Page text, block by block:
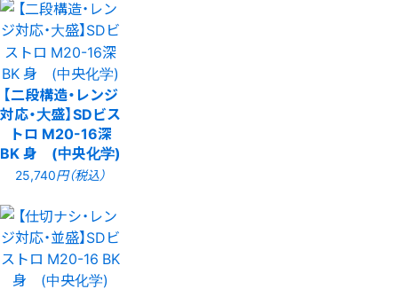
【二段構造・レンジ
対応・大盛】SDビス
トロ M20-16深
BK 身 (中央化学)
25,740円（税込）